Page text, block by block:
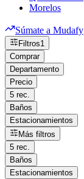
Morelos
Súmate a Mudafy
Filtros1
Comprar
Departamento
Precio
5 rec.
Baños
Estacionamientos
Más filtros
5 rec.
Baños
Estacionamientos